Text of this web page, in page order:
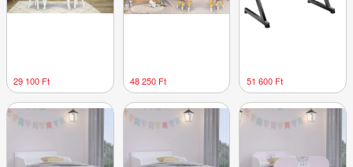
29 100 Ft 48 250 Ft 51 600 Ft